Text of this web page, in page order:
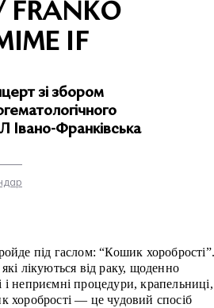
FRANKO
IF
зі збором
Івано-Франківська
під гаслом: “Кошик хоробрості”.
лікуються від раку, щоденно
і неприємні процедури, крапельниці,
хоробрості — це чудовий спосіб